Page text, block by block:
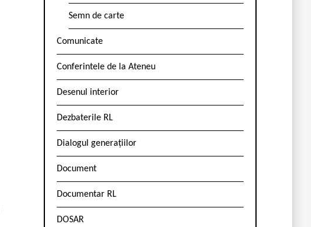
Semn de carte
Comunicate
Conferintele de la Ateneu
Desenul interior
Dezbaterile RL
Dialogul generațiilor
Document
Documentar RL
DOSAR